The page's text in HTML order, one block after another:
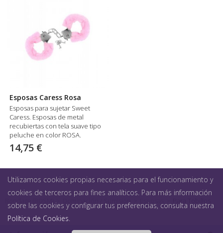
Esposas Caress Rosa
Esposas para sujetar Sweet
Caress. Esposas de metal
recubiertas con tela suave tipo
peluche en color ROSA.
14,75 €
Utilizamos cookies propias necesarias para el funcionamiento y
cookies de terceros para fines analíticos. Para más información
sobre las cookies y configurar tus preferencias, consulta nuestra
Política de Cookies.